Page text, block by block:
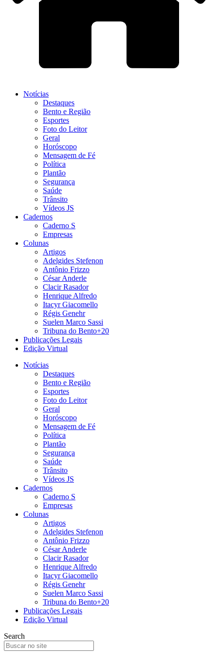
Notícias
Destaques
Bento e Região
Esportes
Foto do Leitor
Geral
Horóscopo
Mensagem de Fé
Política
Plantão
Segurança
Saúde
Trânsito
Vídeos JS
Cadernos
Caderno S
Empresas
Colunas
Artigos
Adelgides Stefenon
Antônio Frizzo
César Anderle
Clacir Rasador
Henrique Alfredo
Itacyr Giacomello
Régis Genehr
Suelen Marco Sassi
Tribuna do Bento+20
Publicações Legais
Edição Virtual
Notícias
Destaques
Bento e Região
Esportes
Foto do Leitor
Geral
Horóscopo
Mensagem de Fé
Política
Plantão
Segurança
Saúde
Trânsito
Vídeos JS
Cadernos
Caderno S
Empresas
Colunas
Artigos
Adelgides Stefenon
Antônio Frizzo
César Anderle
Clacir Rasador
Henrique Alfredo
Itacyr Giacomello
Régis Genehr
Suelen Marco Sassi
Tribuna do Bento+20
Publicações Legais
Edição Virtual
Search